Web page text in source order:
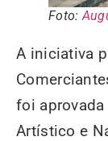
Foto:
A iniciativa
foi
Artístico e